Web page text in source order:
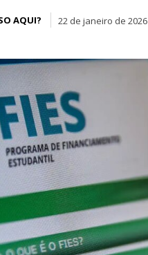
AQUI? 22 de janeiro de 2026